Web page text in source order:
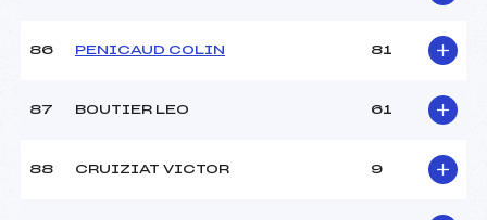
86 PENICAUD COLIN 81
87 BOUTIER LEO 61
88 CRUIZIAT VICTOR 9